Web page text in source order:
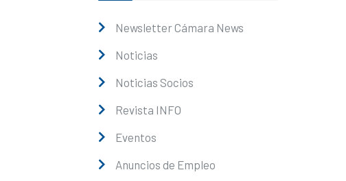
Newsletter Cámara News
Noticias
Noticias Socios
Revista INFO
Eventos
Anuncios de Empleo